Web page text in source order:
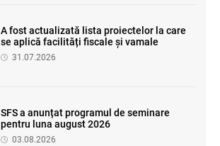
A fost actualizată lista proiectelor la care
se aplică facilități fiscale și vamale
31.07.2026
SFS a anunțat programul de seminare
pentru luna august 2026
03.08.2026